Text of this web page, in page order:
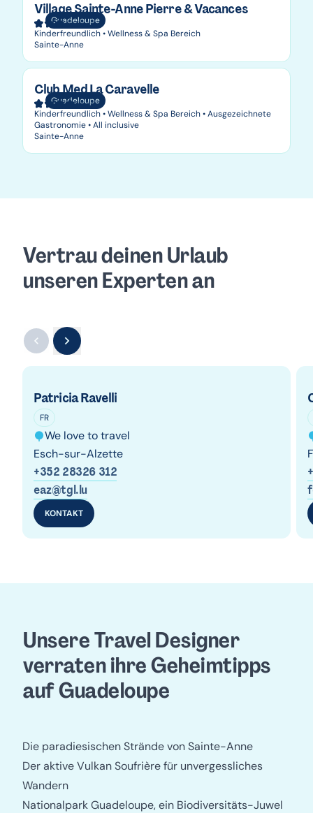
Guadeloupe
Village Sainte-Anne Pierre & Vacances
Kinderfreundlich • Wellness & Spa Bereich
Sainte-Anne
Guadeloupe
Club Med La Caravelle
Kinderfreundlich • Wellness & Spa Bereich • Ausgezeichnete
Gastronomie • All inclusive
Sainte-Anne
Vertrau deinen Urlaub
unseren Experten an
Patricia Ravelli
FR
We love to travel
Esch-sur-Alzette
+352 28326 312
eaz@tgl.lu
KONTAKT
Unsere Travel Designer
verraten ihre Geheimtipps
auf Guadeloupe
Die paradiesischen Strände von Sainte-Anne
Der aktive Vulkan Soufrière für unvergessliches
Wandern
Nationalpark Guadeloupe, ein Biodiversitäts-Juwel